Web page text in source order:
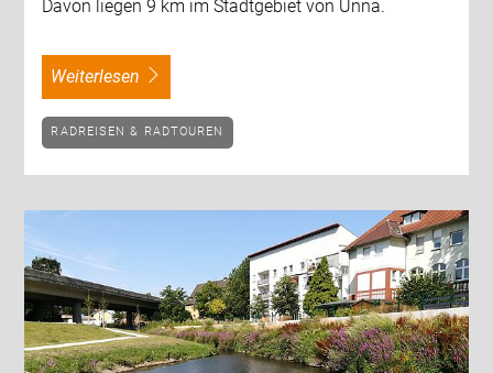
Davon liegen 9 km im Stadtgebiet von Unna.
weiterlesen
RADREISEN & RADTOUREN